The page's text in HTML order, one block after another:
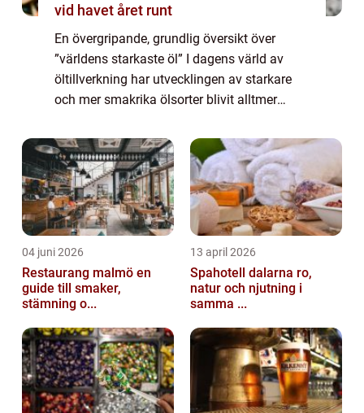
vid havet året runt
En övergripande, grundlig översikt över
”världens starkaste öl” I dagens värld av
öltillverkning har utvecklingen av starkare
och mer smakrika ölsorter blivit alltmer
en spännande resa i bryg...
04 juni 2026
Restaurang malmö en
guide till smaker,
stämning o...
13 april 2026
Spahotell dalarna ro,
natur och njutning i
samma ...